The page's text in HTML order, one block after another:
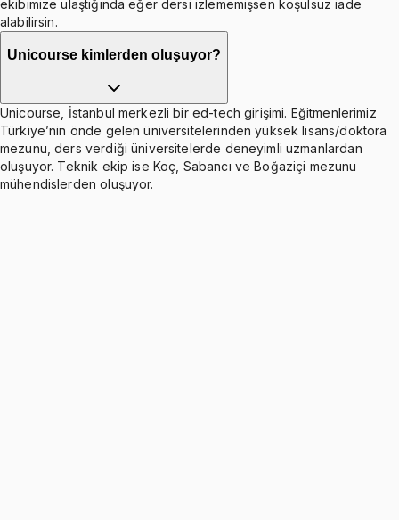
ekibimize ulaştığında eğer dersi izlememişsen koşulsuz iade
alabilirsin.
Unicourse kimlerden oluşuyor?
Unicourse, İstanbul merkezli bir ed-tech girişimi. Eğitmenlerimiz
Türkiye’nin önde gelen üniversitelerinden yüksek lisans/doktora
mezunu, ders verdiği üniversitelerde deneyimli uzmanlardan
oluşuyor. Teknik ekip ise Koç, Sabancı ve Boğaziçi mezunu
mühendislerden oluşuyor.